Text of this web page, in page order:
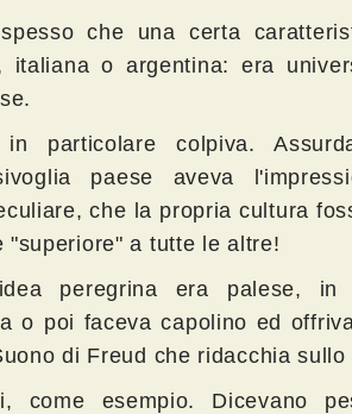
che una certa
italiana o argentina: era
particolare colpiva.
paese aveva
che la propria cultura
"superiore" a tutte le altre!
peregrina era palese,
o poi faceva capolino ed
di Freud che ridacchia sullo
come esempio. Dicevano